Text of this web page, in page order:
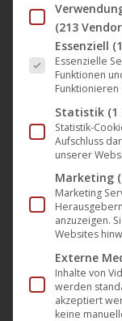
Harthouse,Musik
Der dritte
Serie steht vor
Pforten der
Shadows“
(213
Es folgt eine
Essenziell
Essenzielle
Funktionen
Statistik (1
Statistik-
Aufschluss
unserer
Marketing
Marketing
anzuzeigen.
Websites
Externe
Inhalte von
werden
akzeptiert
keine